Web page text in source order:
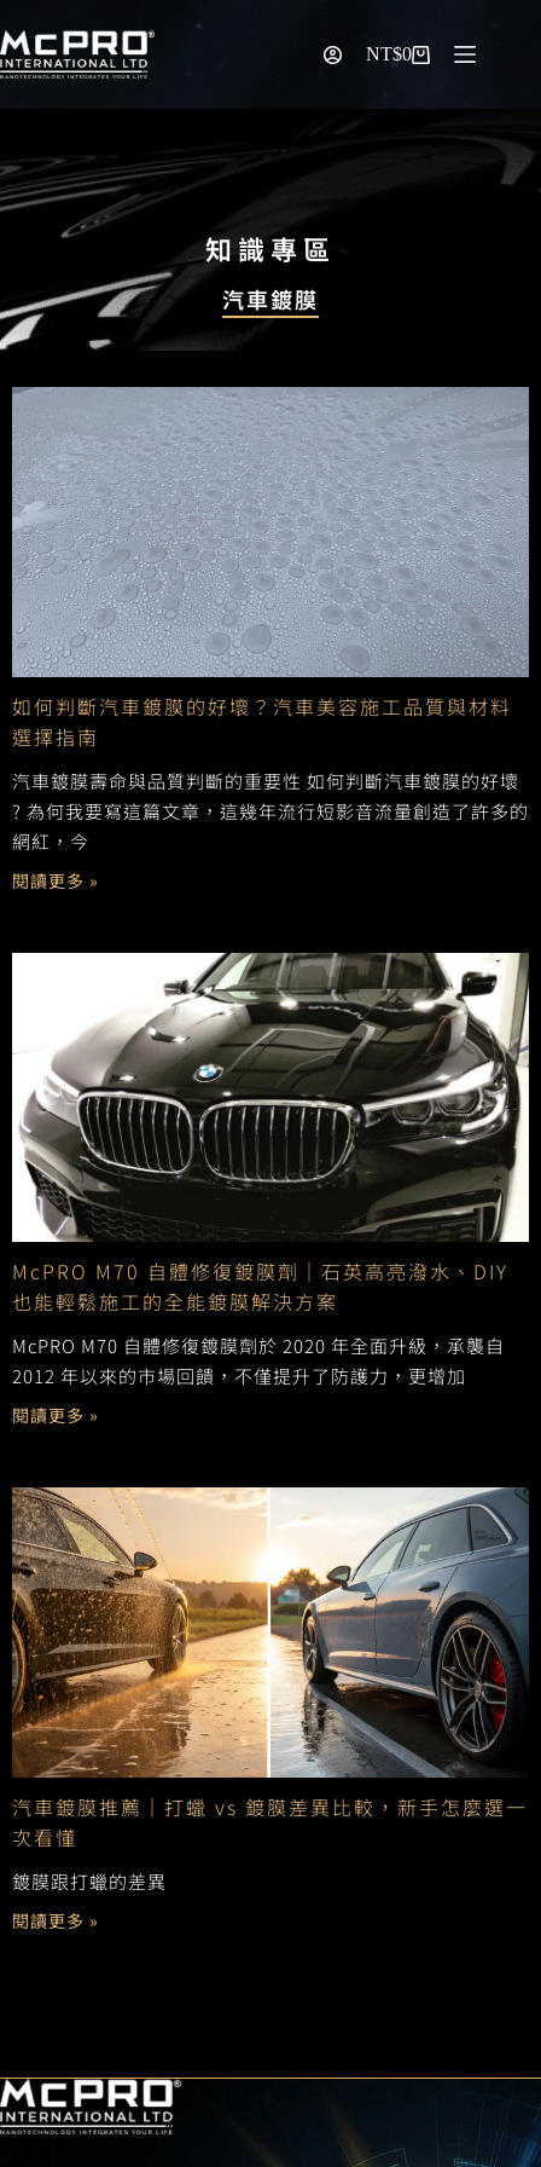
NT$0
知識專區
汽車鍍膜
如何判斷汽車鍍膜的好壞？汽車美容施工品質與材料
選擇指南
汽車鍍膜壽命與品質判斷的重要性 如何判斷汽車鍍膜的好壞
? 為何我要寫這篇文章，這幾年流行短影音流量創造了許多的
網紅，今
閱讀更多 »
McPRO M70 自體修復鍍膜劑｜石英高亮潑水、DIY
也能輕鬆施工的全能鍍膜解決方案
McPRO M70 自體修復鍍膜劑於 2020 年全面升級，承襲自
2012 年以來的市場回饋，不僅提升了防護力，更增加
閱讀更多 »
汽車鍍膜推薦｜打蠟 vs 鍍膜差異比較，新手怎麼選一
次看懂
鍍膜跟打蠟的差異
閱讀更多 »